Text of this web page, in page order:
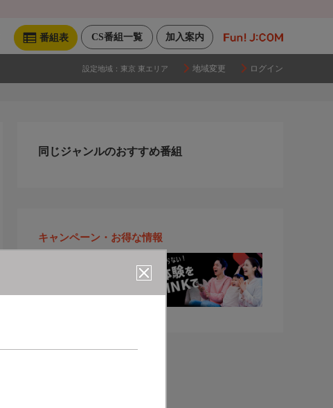
加入案内
CS番組一覧
番組表
設定地域： 東京 東エリア 地域変更 ログイン
同じジャンルのおすすめ番組
キャンペーン・お得な情報